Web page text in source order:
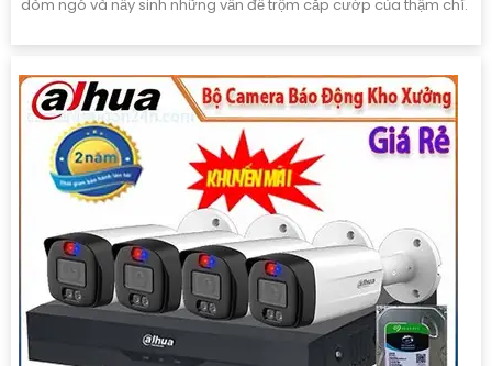
dòm ngó và nẩy sinh những vấn đề trộm cắp cướp của thậm chí.